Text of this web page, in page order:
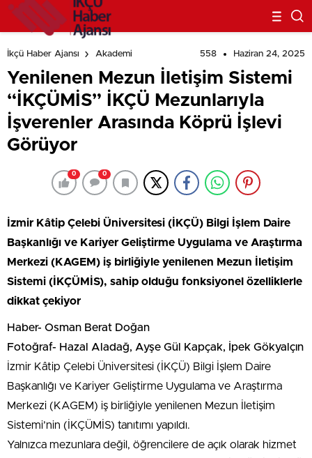
İkçü Haber Ajansı Akademi 558 Haziran 24, 2025
Yenilenen Mezun İletişim Sistemi
“İKÇÜMİS” İKÇÜ Mezunlarıyla
İşverenler Arasında Köprü İşlevi
Görüyor
0 0
İzmir Kâtip Çelebi Üniversitesi (İKÇÜ) Bilgi İşlem Daire
Başkanlığı ve Kariyer Geliştirme Uygulama ve Araştırma
Merkezi (KAGEM) iş birliğiyle yenilenen Mezun İletişim
Sistemi (İKÇÜMİS), sahip olduğu fonksiyonel özelliklerle
dikkat çekiyor
Haber- Osman Berat Doğan
Fotoğraf- Hazal Aladağ, Ayşe Gül Kapçak, İpek Gökyalçın
İzmir Kâtip Çelebi Üniversitesi (İKÇÜ) Bilgi İşlem Daire
Başkanlığı ve Kariyer Geliştirme Uygulama ve Araştırma
Merkezi (KAGEM) iş birliğiyle yenilenen Mezun İletişim
Sistemi’nin (İKÇÜMİS) tanıtımı yapıldı.
Yalnızca mezunlara değil, öğrencilere de açık olarak hizmet